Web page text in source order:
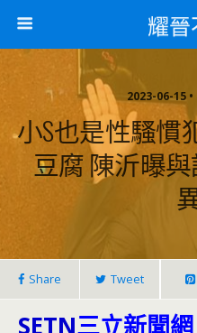
耀
2023-06-15
小S也是性騷慣
豆腐 陳沂曝
Share Tweet
SETN三立新聞網